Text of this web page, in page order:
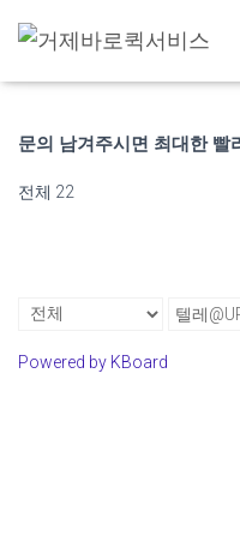
고객 게시판
문의 남겨주시면 최대한 빨
전체 22
Powered by KBoard